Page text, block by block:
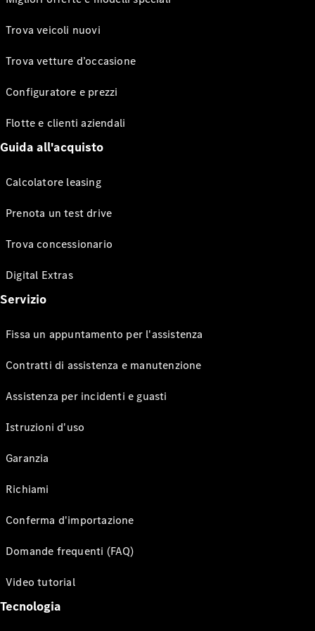
Trova veicoli nuovi
Trova vetture d’occasione
Configuratore e prezzi
Flotte e clienti aziendali
Guida all'acquisto
Calcolatore leasing
Prenota un test drive
Trova concessionario
Digital Extras
Servizio
Fissa un appuntamento per l'assistenza
Contratti di assistenza e manutenzione
Assistenza per incidenti e guasti
Istruzioni d'uso
Garanzia
Richiami
Conferma d'importazione
Domande frequenti (FAQ)
Video tutorial
Tecnologia